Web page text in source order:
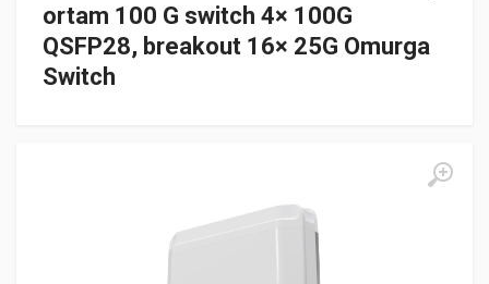
ortam 100 G switch 4× 100G
QSFP28, breakout 16× 25G Omurga
Switch